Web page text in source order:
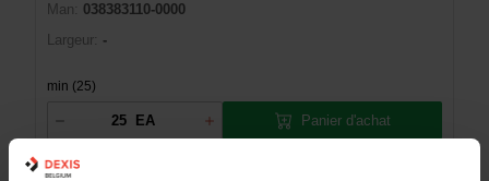
Man:
038383110-0000
Largeur: -
min (25)
EA Panier d'achat